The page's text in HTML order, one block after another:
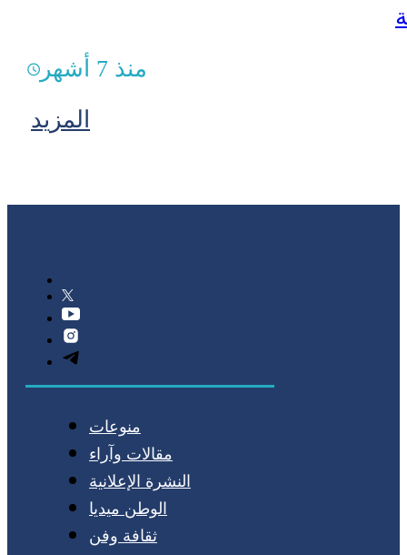
منذ 7 أشهر
المزيد
منوعات
مقالات وآراء
النشرة الإعلانية
الوطن ميديا
ثقافة وفن